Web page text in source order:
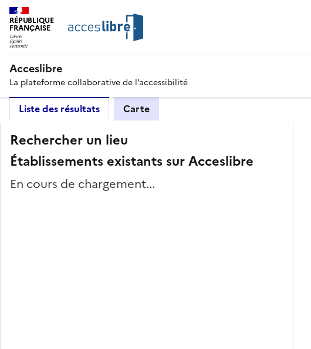
RÉPUBLIQUE
FRANÇAISE
Acceslibre
La plateforme collaborative de l’accessibilité
Liste des résultats Carte
Rechercher un lieu
Établissements existants sur Acceslibre
En cours de chargement...